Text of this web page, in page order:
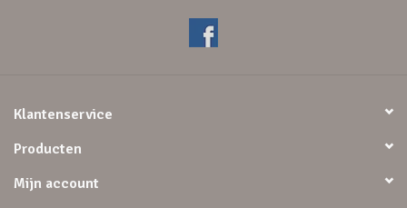
Klantenservice
Producten
Mijn account